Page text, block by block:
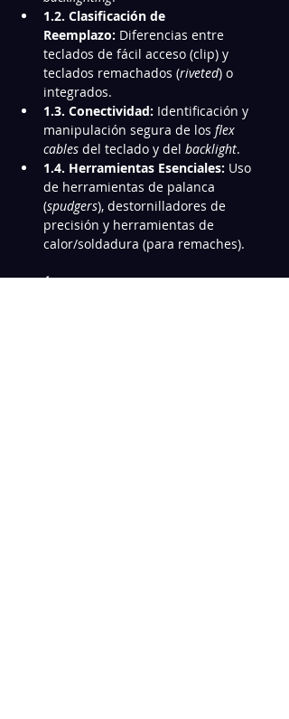
1.2. Clasificación de
Reemplazo: Diferencias entre
teclados de fácil acceso (clip) y
teclados remachados (riveted) o
integrados.
1.3. Conectividad: Identificación y
manipulación segura de los flex
cables del teclado y del backlight.
1.4. Herramientas Esenciales: Uso
de herramientas de palanca
(spudgers), destornilladores de
precisión y herramientas de
calor/soldadura (para remaches).